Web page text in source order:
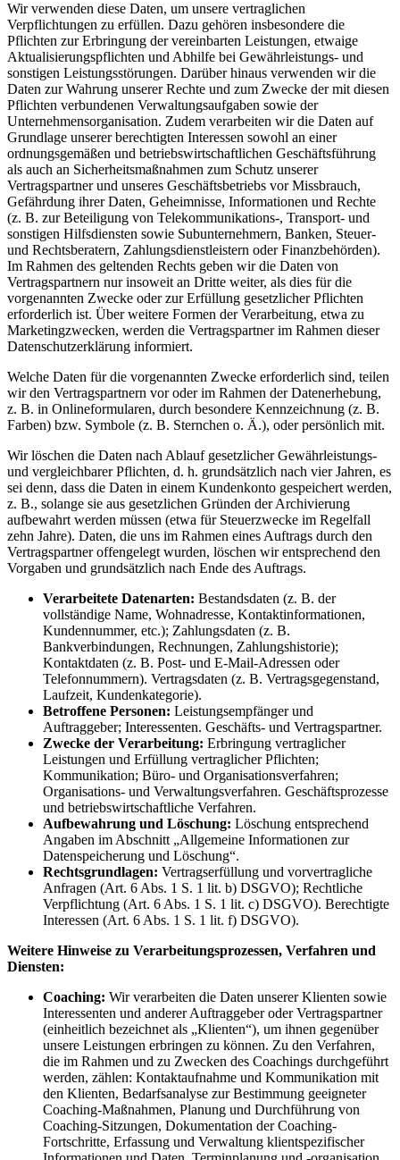
Wir verwenden diese Daten, um unsere vertraglichen
Verpflichtungen zu erfüllen. Dazu gehören insbesondere die
Pflichten zur Erbringung der vereinbarten Leistungen, etwaige
Aktualisierungspflichten und Abhilfe bei Gewährleistungs- und
sonstigen Leistungsstörungen. Darüber hinaus verwenden wir die
Daten zur Wahrung unserer Rechte und zum Zwecke der mit diesen
Pflichten verbundenen Verwaltungsaufgaben sowie der
Unternehmensorganisation. Zudem verarbeiten wir die Daten auf
Grundlage unserer berechtigten Interessen sowohl an einer
ordnungsgemäßen und betriebswirtschaftlichen Geschäftsführung
als auch an Sicherheitsmaßnahmen zum Schutz unserer
Vertragspartner und unseres Geschäftsbetriebs vor Missbrauch,
Gefährdung ihrer Daten, Geheimnisse, Informationen und Rechte
(z. B. zur Beteiligung von Telekommunikations-, Transport- und
sonstigen Hilfsdiensten sowie Subunternehmern, Banken, Steuer-
und Rechtsberatern, Zahlungsdienstleistern oder Finanzbehörden).
Im Rahmen des geltenden Rechts geben wir die Daten von
Vertragspartnern nur insoweit an Dritte weiter, als dies für die
vorgenannten Zwecke oder zur Erfüllung gesetzlicher Pflichten
erforderlich ist. Über weitere Formen der Verarbeitung, etwa zu
Marketingzwecken, werden die Vertragspartner im Rahmen dieser
Datenschutzerklärung informiert.
Welche Daten für die vorgenannten Zwecke erforderlich sind, teilen
wir den Vertragspartnern vor oder im Rahmen der Datenerhebung,
z. B. in Onlineformularen, durch besondere Kennzeichnung (z. B.
Farben) bzw. Symbole (z. B. Sternchen o. Ä.), oder persönlich mit.
Wir löschen die Daten nach Ablauf gesetzlicher Gewährleistungs-
und vergleichbarer Pflichten, d. h. grundsätzlich nach vier Jahren, es
sei denn, dass die Daten in einem Kundenkonto gespeichert werden,
z. B., solange sie aus gesetzlichen Gründen der Archivierung
aufbewahrt werden müssen (etwa für Steuerzwecke im Regelfall
zehn Jahre). Daten, die uns im Rahmen eines Auftrags durch den
Vertragspartner offengelegt wurden, löschen wir entsprechend den
Vorgaben und grundsätzlich nach Ende des Auftrags.
Verarbeitete Datenarten: Bestandsdaten (z. B. der
vollständige Name, Wohnadresse, Kontaktinformationen,
Kundennummer, etc.); Zahlungsdaten (z. B.
Bankverbindungen, Rechnungen, Zahlungshistorie);
Kontaktdaten (z. B. Post- und E-Mail-Adressen oder
Telefonnummern). Vertragsdaten (z. B. Vertragsgegenstand,
Laufzeit, Kundenkategorie).
Betroffene Personen: Leistungsempfänger und
Auftraggeber; Interessenten. Geschäfts- und Vertragspartner.
Zwecke der Verarbeitung: Erbringung vertraglicher
Leistungen und Erfüllung vertraglicher Pflichten;
Kommunikation; Büro- und Organisationsverfahren;
Organisations- und Verwaltungsverfahren. Geschäftsprozesse
und betriebswirtschaftliche Verfahren.
Aufbewahrung und Löschung: Löschung entsprechend
Angaben im Abschnitt „Allgemeine Informationen zur
Datenspeicherung und Löschung“.
Rechtsgrundlagen: Vertragserfüllung und vorvertragliche
Anfragen (Art. 6 Abs. 1 S. 1 lit. b) DSGVO); Rechtliche
Verpflichtung (Art. 6 Abs. 1 S. 1 lit. c) DSGVO). Berechtigte
Interessen (Art. 6 Abs. 1 S. 1 lit. f) DSGVO).
Weitere Hinweise zu Verarbeitungsprozessen, Verfahren und
Diensten:
Coaching: Wir verarbeiten die Daten unserer Klienten sowie
Interessenten und anderer Auftraggeber oder Vertragspartner
(einheitlich bezeichnet als „Klienten“), um ihnen gegenüber
unsere Leistungen erbringen zu können. Zu den Verfahren,
die im Rahmen und zu Zwecken des Coachings durchgeführt
werden, zählen: Kontaktaufnahme und Kommunikation mit
den Klienten, Bedarfsanalyse zur Bestimmung geeigneter
Coaching-Maßnahmen, Planung und Durchführung von
Coaching-Sitzungen, Dokumentation der Coaching-
Fortschritte, Erfassung und Verwaltung klientspezifischer